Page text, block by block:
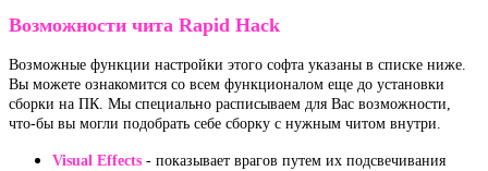
Возможности чита Rapid Hack
Возможные функции настройки этого софта указаны в списке ниже.
Вы можете ознакомится со всем функционалом еще до установки
сборки на ПК. Мы специально расписываем для Вас возможности,
что-бы вы могли подобрать себе сборку с нужным читом внутри.
Visual Effects - показывает врагов путем их подсвечивания